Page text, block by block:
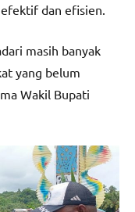
dan efisien.
masih banyak
yang belum
Wakil Bupati